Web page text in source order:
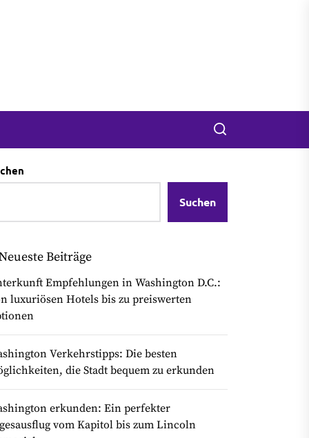
Search
Suchen
Beiträge
Empfehlungen in Washington D.C.:
luxuriösen Hotels bis zu preiswerten
Verkehrstipps: Die besten
die Stadt bequem zu erkunden
erkunden: Ein perfekter
vom Kapitol bis zum Lincoln